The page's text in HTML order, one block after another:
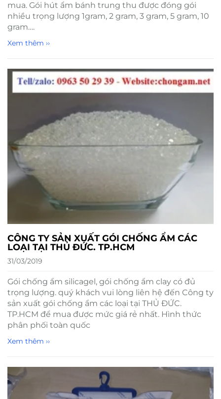
mua. Gói hút ẩm bánh trung thu được đóng gói
nhiều trọng lượng 1gram, 2 gram, 3 gram, 5 gram, 10
gram….
Xem thêm ››
CÔNG TY SẢN XUẤT GÓI CHỐNG ẨM CÁC
LOẠI TẠI THỦ ĐỨC. TP.HCM
31/03/2019
Gói chống ẩm silicagel, gói chống ẩm clay có đủ
trọng lượng. quý khách vui lòng liên hệ đến Công ty
sản xuất gói chống ẩm các loại tại THỦ ĐỨC.
TP.HCM để mua được mức giá rẻ nhất. Hình thức
phân phối toàn quốc
Xem thêm ››